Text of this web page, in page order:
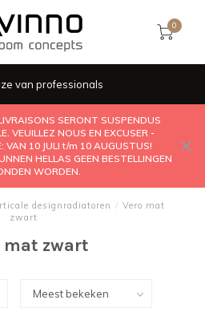
0
van professionals
SERONT SUSPENDUS
VEUILLEZ NOUS EN EXCUSER -
VAN 10 JULI t/m 10 AUGUSTUS!
HELLAS GEEN BESTELLINGEN
WORDEN.
designradiatoren / Vero mat
zwart
mat zwart